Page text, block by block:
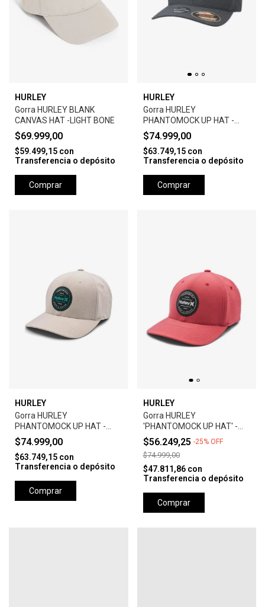
HURLEY
Gorra HURLEY BLANK
CANVAS HAT -LIGHT BONE
$69.999,00
$59.499,15 con
Transferencia o depósito
Comprar
HURLEY
Gorra HURLEY
PHANTOMOCK UP HAT -
BLACK
$74.999,00
$63.749,15 con
Transferencia o depósito
Comprar
HURLEY
Gorra HURLEY
PHANTOMOCK UP HAT -
GREY
$74.999,00
$63.749,15 con
Transferencia o depósito
Comprar
HURLEY
Gorra HURLEY
'PHANTOMOCK UP HAT' -
UNIVERSTY RED
$56.249,25 -25% OFF
$74.999,00
$47.811,86 con
Transferencia o depósito
Comprar